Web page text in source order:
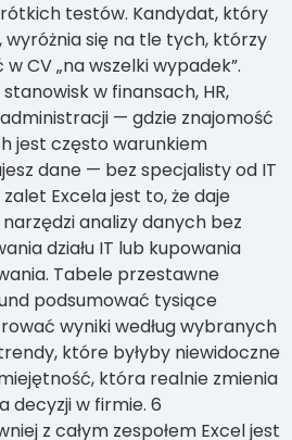
testów. Kandydat, który
wyróżnia się na tle tych, którzy
CV „na wszelki wypadek”.
w finansach, HR,
— gdzie znajomość
jest często warunkiem
dane — bez specjalisty od IT
Excela jest to, że daje
analizy danych bez
działu IT lub kupowania
Tabele przestawne
podsumować tysiące
wyniki według wybranych
które byłyby niewidoczne
która realnie zmienia
decyzji w firmie. 6
z całym zespołem Excel jest